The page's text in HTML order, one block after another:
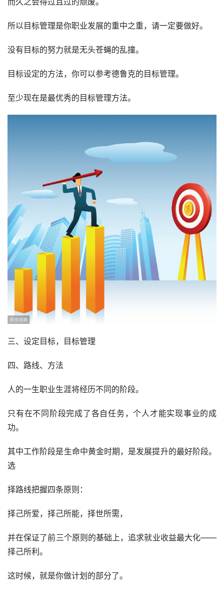
所以目标管理是你职业发展的重中之重，请一定要做好。
没有目标的努力就是无头苍蝇的乱撞。
目标设定的方法，你可以参考德鲁克的目标管理。
至少现在是最优秀的目标管理方法。
三、设定目标，目标管理
四、路线、方法
人的一生职业生涯将经历不同的阶段。
只有在不同阶段完成了各自任务，个人才能实现事业的成
功。
其中工作阶段是生命中黄金时期，是发展提升的最好阶段。
选
择路线把握四条原则：
择己所爱，择己所能，择世所需，
并在保证了前三个原则的基础上，追求就业收益最大化——
择己所利。
这时候，就是你做计划的部分了。